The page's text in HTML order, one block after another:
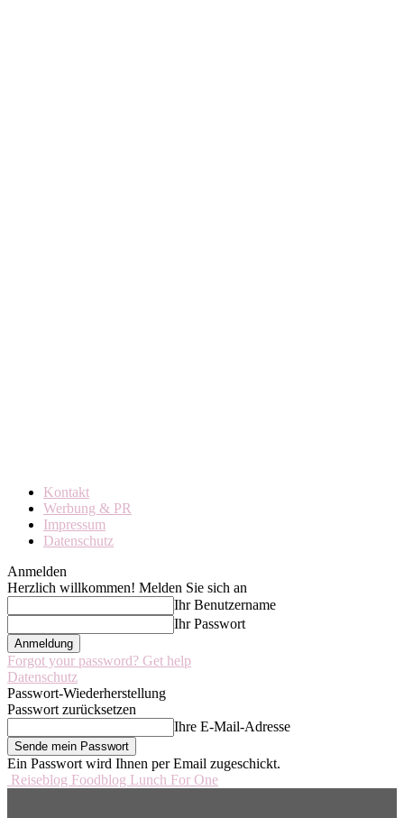
Kontakt
Werbung & PR
Impressum
Datenschutz
Anmelden
Herzlich willkommen! Melden Sie sich an
Ihr Benutzername
Ihr Passwort
Forgot your password? Get help
Datenschutz
Passwort-Wiederherstellung
Passwort zurücksetzen
Ihre E-Mail-Adresse
Ein Passwort wird Ihnen per Email zugeschickt.
Reiseblog Foodblog Lunch For One